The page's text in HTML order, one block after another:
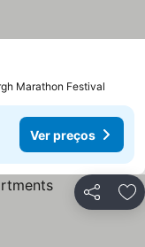
Marathon Festival
Ver preços
Partilhar